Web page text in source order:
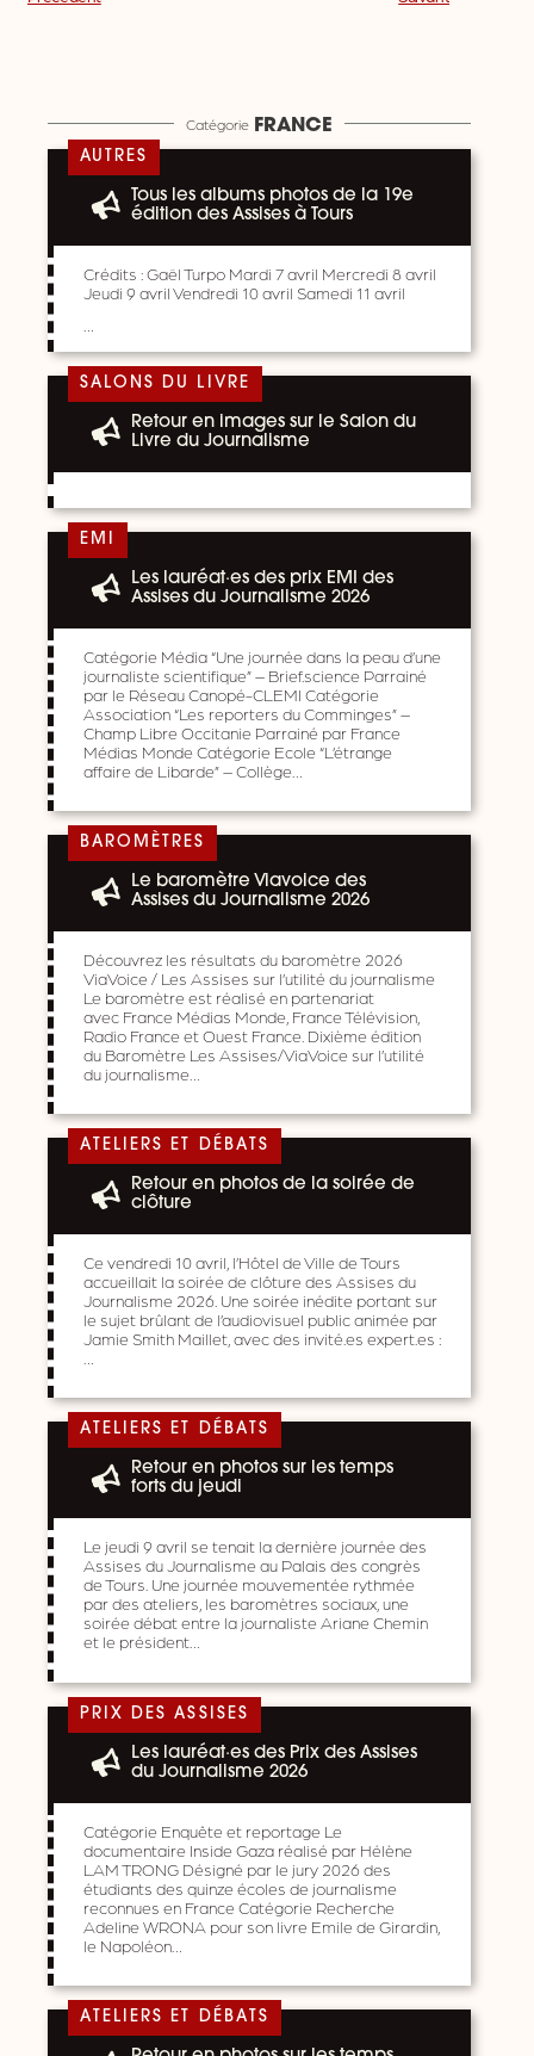
Catégorie FRANCE
AUTRES
Tous les albums photos de la 19e
édition des Assises à Tours
Crédits : Gaël Turpo Mardi 7 avril Mercredi 8 avril
Jeudi 9 avril Vendredi 10 avril Samedi 11 avril
SALONS DU LIVRE
Retour en images sur le Salon du
Livre du Journalisme
EMI
Les lauréat·es des prix EMI des
Assises du Journalisme 2026
Catégorie Média “Une journée dans la peau d’une
journaliste scientifique” – Brief.science Parrainé
par le Réseau Canopé-CLEMI Catégorie
Association “Les reporters du Comminges” –
Champ Libre Occitanie Parrainé par France
Médias Monde Catégorie Ecole “L’étrange
affaire de Libarde” – Collège…
BAROMÈTRES
Le baromètre Viavoice des
Assises du Journalisme 2026
Découvrez les résultats du baromètre 2026
ViaVoice / Les Assises sur l’utilité du journalisme
Le baromètre est réalisé en partenariat
avec France Médias Monde, France Télévision,
Radio France et Ouest France. Dixième édition
du Baromètre Les Assises/ViaVoice sur l’utilité
du journalisme…
ATELIERS ET DÉBATS
Retour en photos de la soirée de
clôture
Ce vendredi 10 avril, l’Hôtel de Ville de Tours
accueillait la soirée de clôture des Assises du
Journalisme 2026. Une soirée inédite portant sur
le sujet brûlant de l’audiovisuel public animée par
Jamie Smith Maillet, avec des invité.es expert.es :
ATELIERS ET DÉBATS
Retour en photos sur les temps
forts du jeudi
Le jeudi 9 avril se tenait la dernière journée des
Assises du Journalisme au Palais des congrès
de Tours. Une journée mouvementée rythmée
par des ateliers, les baromètres sociaux, une
soirée débat entre la journaliste Ariane Chemin
et le président…
PRIX DES ASSISES
Les lauréat·es des Prix des Assises
du Journalisme 2026
Catégorie Enquête et reportage Le
documentaire Inside Gaza réalisé par Hélène
LAM TRONG Désigné par le jury 2026 des
étudiants des quinze écoles de journalisme
reconnues en France Catégorie Recherche
Adeline WRONA pour son livre Emile de Girardin,
le Napoléon…
ATELIERS ET DÉBATS